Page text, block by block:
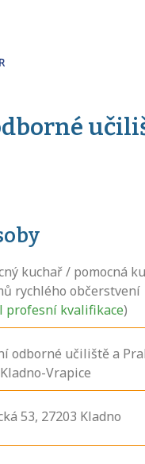
kuchař / pomocná
rychlého občerstvení
profesní kvalifikace)
odborné učiliště a
Vrapice
53, 27203 Kladno